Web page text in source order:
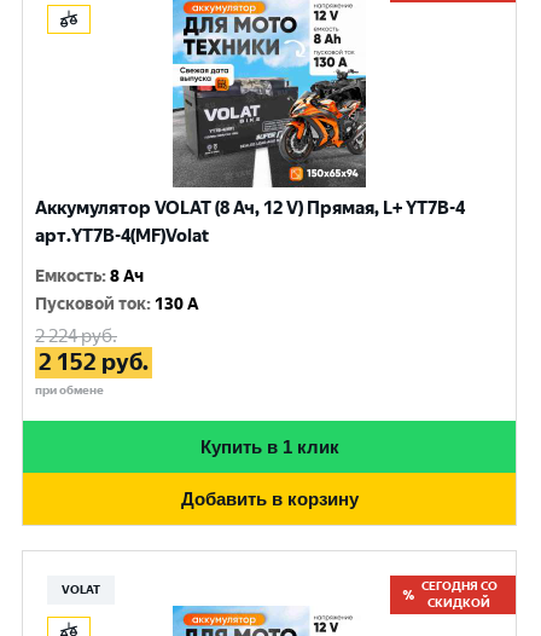
Аккумулятор VOLAT (8 Ач, 12 V) Прямая, L+ YT7B-4
арт.YT7B-4(MF)Volat
Емкость:8 Ач
Пусковой ток: 130 A
2 224руб.
2 152 руб.
при обмене
Купить в 1 клик
Добавить в корзину
VOLAT
СЕГОДНЯ СО
СКИДКОЙ